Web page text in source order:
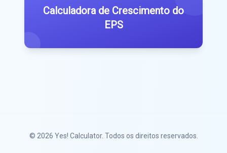
Calculadora de Crescimento do
EPS
© 2026 Yes! Calculator. Todos os direitos reservados.